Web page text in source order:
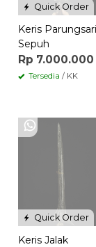
Quick Order
Keris Parungsari
Sepuh
Rp 7.000.000
Tersedia / KK
Quick Order
Keris Jalak